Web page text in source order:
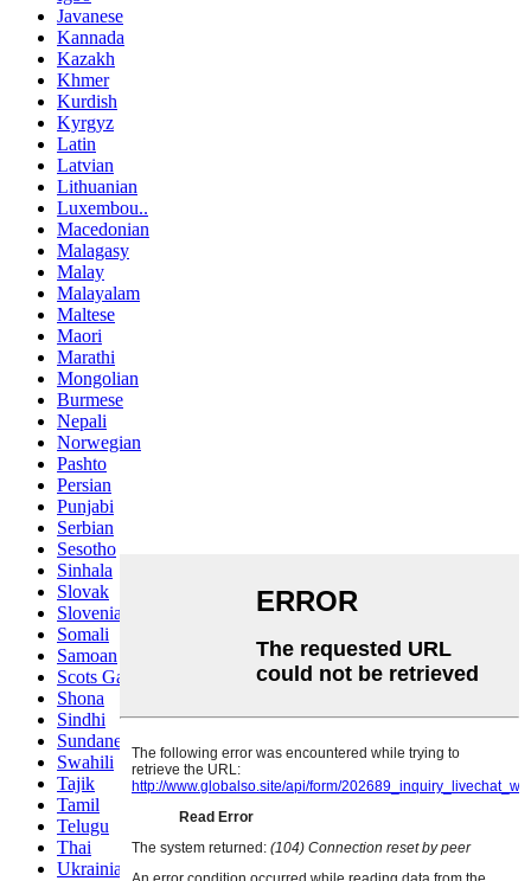
Javanese
Kannada
Kazakh
Khmer
Kurdish
Kyrgyz
Latin
Latvian
Lithuanian
Luxembou..
Macedonian
Malagasy
Malay
Malayalam
Maltese
Maori
Marathi
Mongolian
Burmese
Nepali
Norwegian
Pashto
Persian
Punjabi
Serbian
Sesotho
Sinhala
Slovak
Slovenian
Somali
Samoan
Scots Gaelic
Shona
Sindhi
Sundanese
Swahili
Tajik
Tamil
Telugu
Thai
Ukrainian